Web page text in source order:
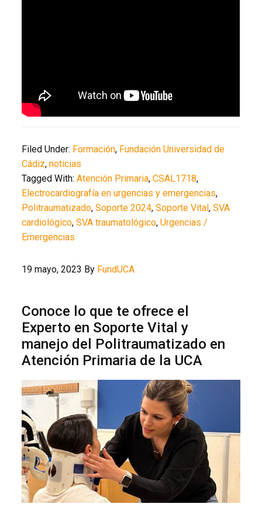
Filed Under: Formación, Fundación Universidad de
Cádiz,noticias
Tagged With:Atención Primaria,CSAL1718,
Electrocardiografía en urgencias y emergencias,
Politraumatizado,Soporte 2024,Soporte Vital,SVA
cardiológico,SVA traumatológico,Urgencias /
Emergencias
19 mayo, 2023 By FundUCA
Conoce lo que te ofrece el
Experto en Soporte Vital y
manejo del Politraumatizado en
Atención Primaria de la UCA